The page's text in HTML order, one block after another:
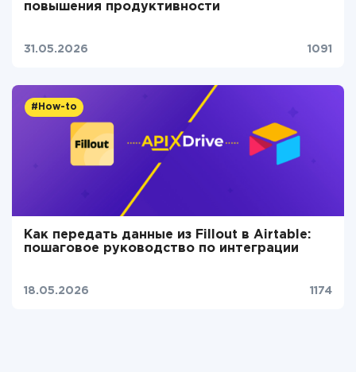
повышения продуктивности
31.05.2026 1091
#How-to
Как передать данные из Fillout в Airtable:
пошаговое руководство по интеграции
18.05.2026 1174